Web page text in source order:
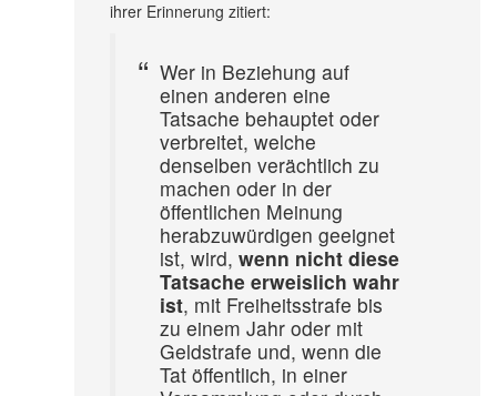
ihrer Erinnerung zitiert:
Wer in Beziehung auf
einen anderen eine
Tatsache behauptet oder
verbreitet, welche
denselben verächtlich zu
machen oder in der
öffentlichen Meinung
herabzuwürdigen geeignet
ist, wird, wenn nicht diese
Tatsache erweislich wahr
ist, mit Freiheitsstrafe bis
zu einem Jahr oder mit
Geldstrafe und, wenn die
Tat öffentlich, in einer